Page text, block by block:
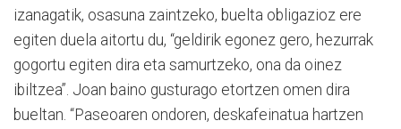
izanagatik, osasuna zaintzeko, buelta obligazioz ere
egiten duela aitortu du, “geldirik egonez gero, hezurrak
gogortu egiten dira eta samurtzeko, ona da oinez
ibiltzea”. Joan baino gusturago etortzen omen dira
bueltan. “Paseoaren ondoren, deskafeinatua hartzen